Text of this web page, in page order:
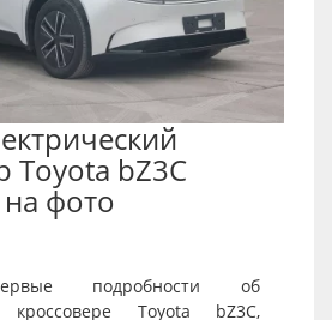
Toyota bZ3C
фото
подробности об
кроссовере Toyota bZ3C,